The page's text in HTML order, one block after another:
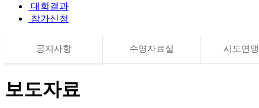
대회결과
참가신청
공지사항 수영자료실 시도연
보도자료